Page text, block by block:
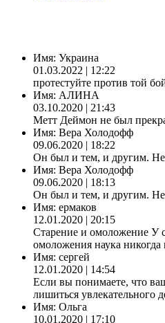
Имя: Украина
01.03.2022 | 12:22
протестуйте против той
Имя: АЛИНА
03.10.2020 | 21:43
Метт Деймон не был
Имя: Вера Холодофф
09.06.2020 | 18:22
Он был и тем, и другим.
Имя: Вера Холодофф
09.06.2020 | 18:13
Он был и тем, и другим.
Имя: ермаков
12.01.2020 | 20:15
Старение и омоложение У
омоложения наука никогда
Имя: сергей
12.01.2020 | 14:54
Если вы понимаете, что
лишиться увлекательного
Имя: Ольга
10.01.2020 | 17:10